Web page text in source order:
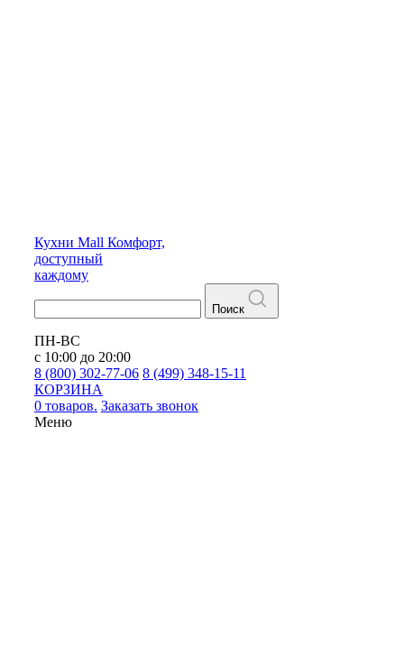
Кухни Mall Комфорт,
доступный
каждому
Поиск
ПН-ВС
с 10:00 до 20:00
8 (800) 302-77-06 8 (499) 348-15-11
КОРЗИНА
0 товаров. Заказать звонок
Меню